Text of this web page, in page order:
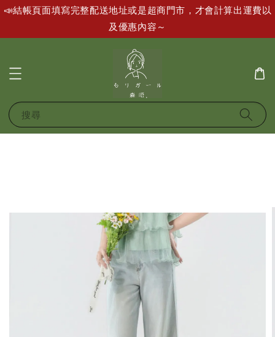
📣結帳頁面填寫完整配送地址或是超商門市，才會計算出運費以
及優惠內容～
搜尋